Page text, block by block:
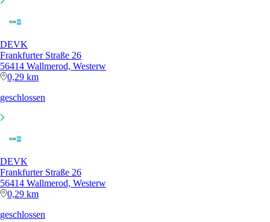
DEVK
Frankfurter Straße 26
56414 Wallmerod, Westerw
0,29 km
geschlossen
DEVK
Frankfurter Straße 26
56414 Wallmerod, Westerw
0,29 km
geschlossen